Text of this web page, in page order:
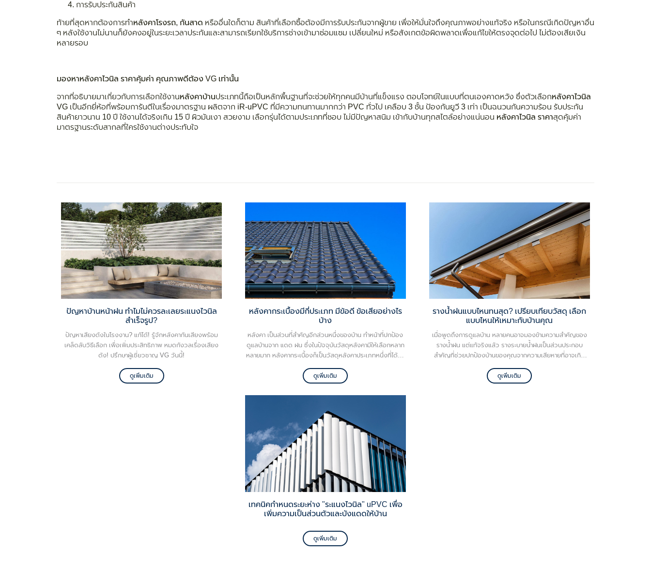
การรับประกันสินค้า
ท้ายที่สุดหากต้องการทำหลังคาโรงรถ, กันสาด หรืออื่นใดก็ตาม สินค้าที่เลือกซื้อต้องมีการรับประกันจากผู้ขาย เพื่อให้มั่นใจถึงคุณภาพอย่างแท้จริง หรือในกรณีเกิดปัญหาอื่น
ๆ หลังใช้งานไม่นานก็ยังคงอยู่ในระยะเวลาประกันและสามารถเรียกใช้บริการช่างเข้ามาซ่อมแซม เปลี่ยนใหม่ หรือสังเกตข้อผิดพลาดเพื่อแก้ไขให้ตรงจุดต่อไป ไม่ต้องเสียเงิน
หลายรอบ
มองหาหลังคาไวนิล ราคาคุ้มค่า คุณภาพดีต้อง VG เท่านั้น
จากที่อธิบายมาเกี่ยวกับการเลือกใช้งานหลังคาบ้านประเภทนี้ถือเป็นหลักพื้นฐานที่จะช่วยให้ทุกคนมีบ้านที่แข็งแรง ตอบโจทย์ในแบบที่ตนเองคาดหวัง ซึ่งตัวเลือกหลังคาไวนิล
VG เป็นอีกยี่ห้อที่พร้อมการันตีในเรื่องมาตรฐาน ผลิตจาก iR-uPVC ที่มีความทนทานมากกว่า PVC ทั่วไป เคลือบ 3 ชั้น ป้องกันยูวี 3 เท่า เป็นฉนวนกันความร้อน รับประกัน
สินค้ายาวนาน 10 ปี ใช้งานได้จริงเกิน 15 ปี ผิวมันเงา สวยงาม เลือกรุ่นได้ตามประเภทที่ชอบ ไม่มีปัญหาสนิม เข้ากับบ้านทุกสไตล์อย่างแน่นอน หลังคาไวนิล ราคาสุดคุ้มค่า
มาตรฐานระดับสากลที่ใครใช้งานต่างประทับใจ
ปัญหาบ้านหน้าฝน ทำไมไม่ควรละเลยระแนงไวนิล
สำเร็จรูป?
ปัญหาเสียงดังในโรงงาน? แก้ได้! รู้จักหลังคากันเสียงพร้อม
เคล็ดลับวิธีเลือก เพื่อเพิ่มประสิทธิภาพ หมดกังวลเรื่องเสียง
ดัง! ปรึกษาผู้เชี่ยวชาญ VG วันนี้!
ดูเพิ่มเติม
หลังคากระเบื้องมีกี่ประเภท มีข้อดี ข้อเสียอย่างไร
บ้าง
หลังคา เป็นส่วนที่สำคัญอีกส่วนหนึ่งของบ้าน ทำหน้าที่ปกป้อง
ดูแลบ้านจาก แดด ฝน ซึ่งในปัจจุบันวัสดุหลังคามีให้เลือกหลาก
หลายมาก หลังคากระเบื้องก็เป็นวัสดุหลังคาประเภทหนึ่งที่ได้รับ
สามารถป้องกันความร้อนได้ดี หลังคากระเบื้องมีอยู่หลาย
ประเภท แต่ละประเภทมีข้อดี ข้อเสียแตกต่างกันออกไป วันนี้ VG
จะพามาเจาะลึกรายละเอียดของหลังคากระเบื้องแต่ละประเภท
ดูเพิ่มเติม
รางน้ำฝนแบบไหนทนสุด? เปรียบเทียบวัสดุ เลือก
แบบไหนให้เหมาะกับบ้านคุณ
เมื่อพูดถึงการดูแลบ้าน หลายคนอาจมองข้ามความสำคัญของ
รางน้ำฝน แต่แท้จริงแล้ว รางระบายน้ำฝนเป็นส่วนประกอบ
สำคัญที่ช่วยปกป้องบ้านของคุณจากความเสียหายที่อาจเกิด
ดูเพิ่มเติม
เทคนิคกำหนดระยะห่าง "ระแนงไวนิล" uPVC เพื่อ
เพิ่มความเป็นส่วนตัวและบังแดดให้บ้าน
ดูเพิ่มเติม